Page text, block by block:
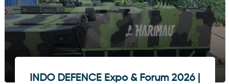
INDO DEFENCE Expo & Forum 2026 |